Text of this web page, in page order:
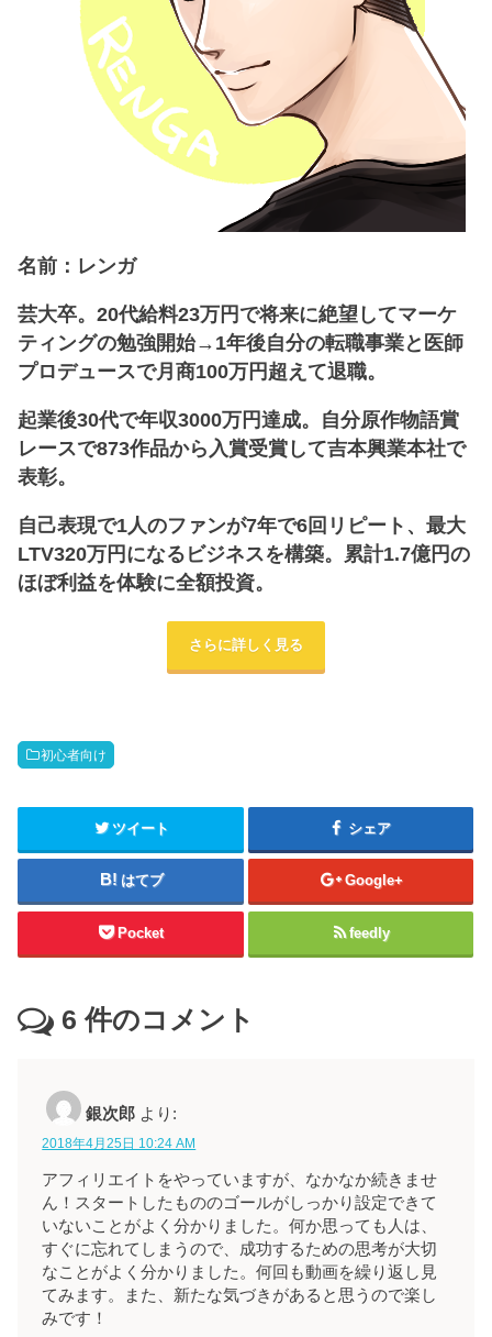
名前：レンガ
芸大卒。20代給料23万円で将来に絶望してマーケ
ティングの勉強開始→1年後自分の転職事業と医師
プロデュースで月商100万円超えて退職。
起業後30代で年収3000万円達成。自分原作物語賞
レースで873作品から入賞受賞して吉本興業本社で
表彰。
自己表現で1人のファンが7年で6回リピート、最大
LTV320万円になるビジネスを構築。累計1.7億円の
ほぼ利益を体験に全額投資。
さらに詳しく見る
初心者向け
ツイート シェア
はてブ Google+
Pocket feedly
6 件のコメント
銀次郎 より:
2018年4月25日 10:24 AM
アフィリエイトをやっていますが、なかなか続きませ
ん！スタートしたもののゴールがしっかり設定できて
いないことがよく分かりました。何か思っても人は、
すぐに忘れてしまうので、成功するための思考が大切
なことがよく分かりました。何回も動画を繰り返し見
てみます。また、新たな気づきがあると思うので楽し
みです！